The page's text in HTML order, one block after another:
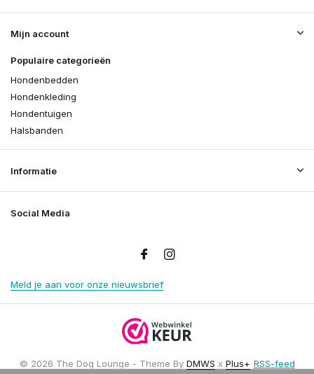
Mijn account
Populaire categorieën
Hondenbedden
Hondenkleding
Hondentuigen
Halsbanden
Informatie
Social Media
Meld je aan voor onze nieuwsbrief
© 2026 The Dog Lounge - Theme By DMWS x Plus+ RSS-feed